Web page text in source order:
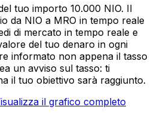
tuo importo 10.000 NIO. Il
da NIO a MRO in tempo reale
di mercato in tempo reale e
del tuo denaro in ogni
informato non appena il tasso
un avviso sul tasso: ti
il tuo obiettivo sarà raggiunto.
il grafico completo